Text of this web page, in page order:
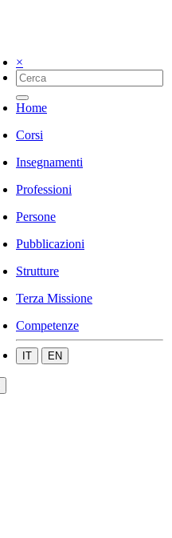
×
Home
Corsi
Insegnamenti
Professioni
Persone
Pubblicazioni
Strutture
Terza Missione
Competenze
IT EN